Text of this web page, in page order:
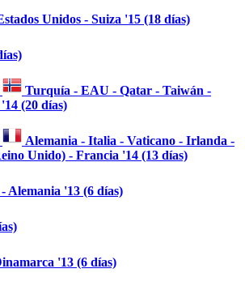
Unidos - Suiza '15 (18 días)
Turquía - EAU - Qatar - Taiwán -
(20 días)
Alemania - Italia - Vaticano - Irlanda -
Unido) - Francia '14 (13 días)
Alemania '13 (6 días)
'13 (6 días)